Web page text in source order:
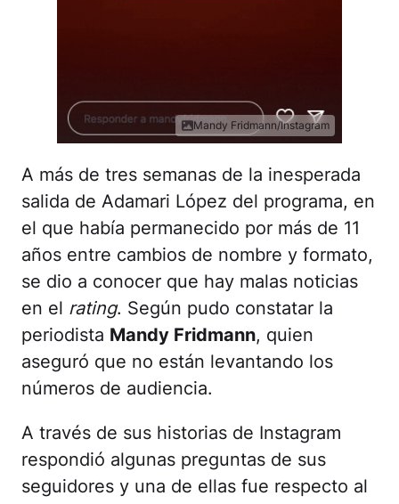
Mandy Fridmann/Instagram
A más de tres semanas de la inesperada
salida de Adamari López del programa, en
el que había permanecido por más de 11
años entre cambios de nombre y formato,
se dio a conocer que hay malas noticias
en el rating. Según pudo constatar la
periodista Mandy Fridmann, quien
aseguró que no están levantando los
números de audiencia.
A través de sus historias de Instagram
respondió algunas preguntas de sus
seguidores y una de ellas fue respecto al